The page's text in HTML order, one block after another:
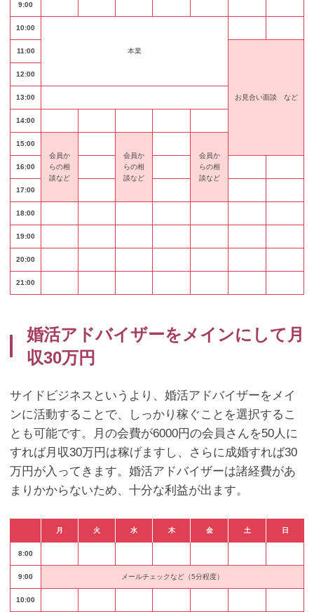
9:00
10:00
本業
11:00
お見合い面談 など
12:00
13:00
14:00
15:00
会員か
らの相
談など
会員か
らの相
談など
会員か
らの相
談など
16:00
17:00
18:00
19:00
20:00
21:00
婚活アドバイザーをメインにして月
収30万円
サイドビジネスというより、婚活アドバイザーをメイ
ンに活動することで、しっかり稼ぐことを選択するこ
とも可能です。月の会費が6000円の会員さんを50人に
すれば月収30万円は稼げますし、さらに成婚すれば30
万円が入ってきます。婚活アドバイザーは諸経費があ
まりかからないため、十分な利益が出ます。
月 火 水 木 金 土 日
8:00
9:00 メールチェックなど（5分程度）
10:00